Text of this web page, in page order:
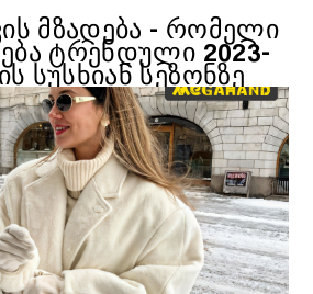
ᲛᲖᲐᲓᲔᲑᲐ - ᲠᲝᲛᲔᲚᲘ
ᲢᲠᲔᲜᲓᲣᲚᲘ 2023-
ᲡᲣᲡᲮᲘᲐᲜ ᲡᲔᲖᲝᲜᲖᲔ